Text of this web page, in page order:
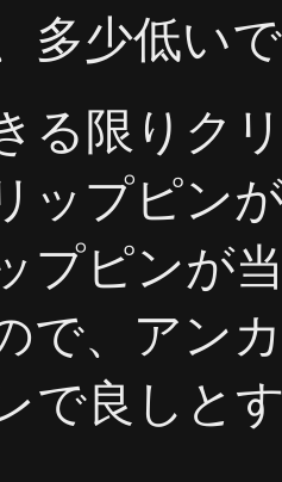
多少低い
る限りク
ップピン
プピンが
で、アン
で良しと